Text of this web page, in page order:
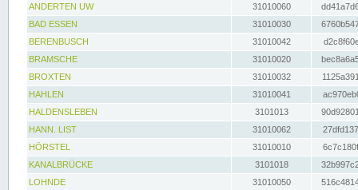
ANDERTEN UW
31010060
BAD ESSEN
31010030
BERENBUSCH
31010042
BRAMSCHE
31010020
BROXTEN
31010032
HAHLEN
31010041
HALDENSLEBEN
3101013
HANN. LIST
31010062
HÖRSTEL
31010010
KANALBRÜCKE
3101018
LOHNDE
31010050